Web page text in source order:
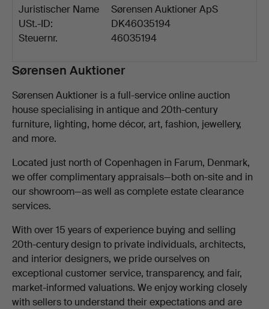
Juristischer Name
Sørensen Auktioner ApS
USt.-ID:
DK46035194
Steuernr.
46035194
Beschreibung
Sørensen Auktioner
Sørensen Auktioner is a full-service online auction
house specialising in antique and 20th-century
furniture, lighting, home décor, art, fashion, jewellery,
and more.
Located just north of Copenhagen in Farum, Denmark,
we offer complimentary appraisals—both on-site and in
our showroom—as well as complete estate clearance
services.
With over 15 years of experience buying and selling
20th-century design to private individuals, architects,
and interior designers, we pride ourselves on
exceptional customer service, transparency, and fair,
market-informed valuations. We enjoy working closely
with sellers to understand their expectations and are